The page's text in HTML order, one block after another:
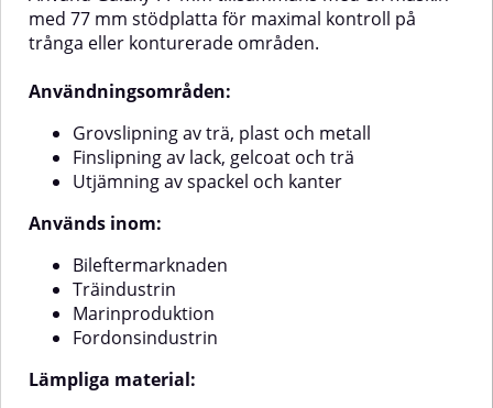
med 77 mm stödplatta för maximal kontroll på
trånga eller konturerade områden.
Användningsområden:
Grovslipning av trä, plast och metall
Finslipning av lack, gelcoat och trä
Utjämning av spackel och kanter
Används inom:
Bileftermarknaden
Träindustrin
Marinproduktion
Fordonsindustrin
Lämpliga material: